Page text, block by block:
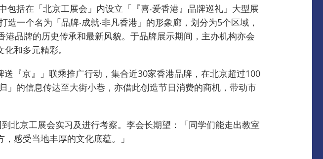
包括在「北京工展会」内设立「『喜‧爱香港』品牌巡礼」大型展
造一个名为「品牌‧成就‧非凡香港」的形象廊，划分为5个区域，
品牌的历史传承和最新风貌。 于品牌展示期间，主办机构亦会
和多元精彩。
『京』」联乘推广行动，集合近30家香港品牌，在北京超过100
」的信息传达至大街小巷，亦借此创造节日消费的商机，带动市
北京工展会实习及进行考察。 李会长期望：「同学们能走出教室
感受当地丰厚的文化底蕴。」